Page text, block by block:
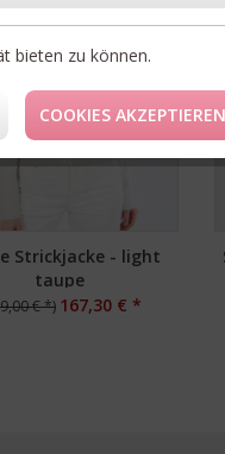
Strickjacke - light
taupe
€ *) 167,30 € *
bieten zu können.
COOKIES AKZEPTIEREN